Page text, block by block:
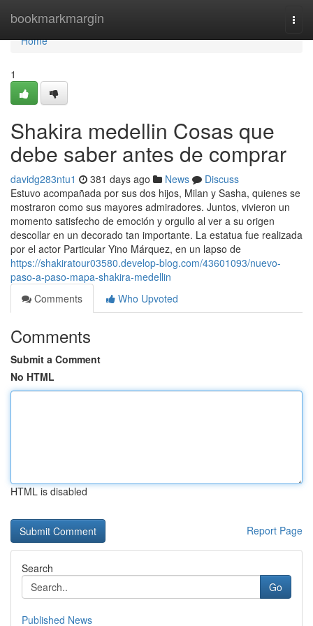
bookmarkmargin
Home
Home
1
Shakira medellin Cosas que
debe saber antes de comprar
davidg283ntu1 381 days ago News
Discuss
Estuvo acompañada por sus dos hijos, Milan y Sasha, quienes se
mostraron como sus mayores admiradores. Juntos, vivieron un
momento satisfecho de emoción y orgullo al ver a su origen
descollar en un decorado tan importante. La estatua fue realizada
por el actor Particular Yino Márquez, en un lapso de
https://shakiratour03580.develop-blog.com/43601093/nuevo-
paso-a-paso-mapa-shakira-medellin
Comments
Who Upvoted
Comments
Submit a Comment
No HTML
HTML is disabled
Report Page
Search
Go
Published News